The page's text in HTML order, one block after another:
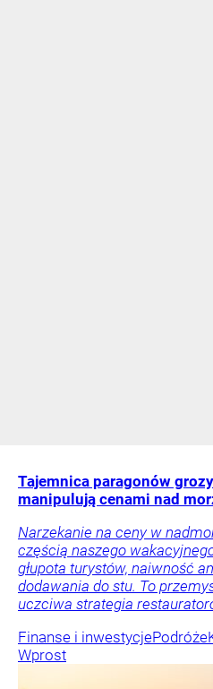
Tajemnica paragonów
manipulują cenami nad
Narzekanie na ceny w
częścią naszego
głupota turystów, naiwność
dodawania do stu. To
uczciwa strategia
Finanse i inwestycjePodróże
Wprost